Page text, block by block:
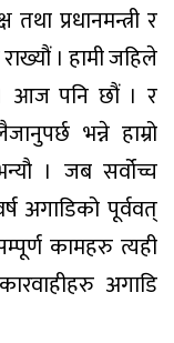
प्रधानमन्त्री र
। हामी जहिले
। आज पनि छौं । र
भन्ने हाम्रो
। जब सर्वोच्च
अगाडिको पूर्ववत्
कामहरु त्यही
अगाडि